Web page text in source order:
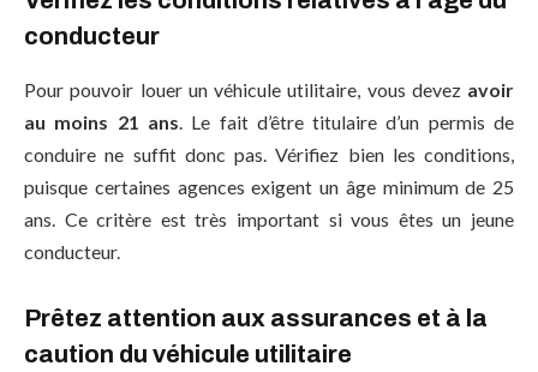
conducteur
Pour pouvoir louer un véhicule utilitaire, vous devez avoir
au moins 21 ans . Le fait d’être titulaire d’un permis de
conduire ne suffit donc pas. Vérifiez bien les conditions,
puisque certaines agences exigent un âge minimum de 25
ans. Ce critère est très important si vous êtes un jeune
conducteur.
Prêtez attention aux assurances et à la
caution du véhicule utilitaire